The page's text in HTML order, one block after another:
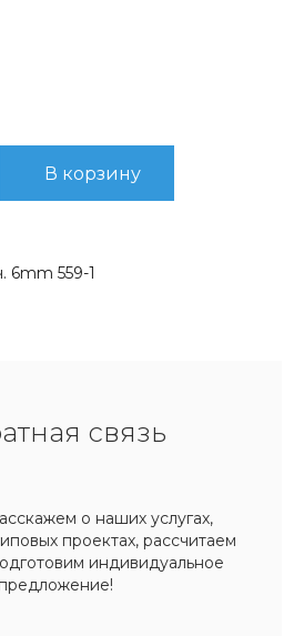
В корзину
6mm 559-1
связь
о наших услугах,
проектах, рассчитаем
индивидуальное
предложение!